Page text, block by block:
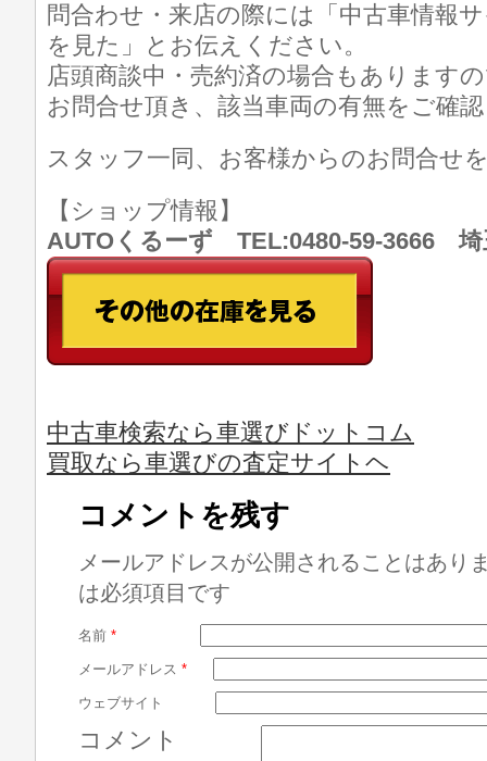
問合わせ・来店の際には「中古車情報
を見た」とお伝えください。
店頭商談中・売約済の場合もあります
お問合せ頂き、該当車両の有無をご確
スタッフ一同、お客様からのお問合せ
【ショップ情報】
AUTOくるーず TEL:0480-59-3666 埼
中古車検索なら車選びドットコム
買取なら車選びの査定サイトヘ
コメントを残す
メールアドレスが公開されることはあり
は必須項目です
名前 *
メールアドレス *
ウェブサイト
コメント